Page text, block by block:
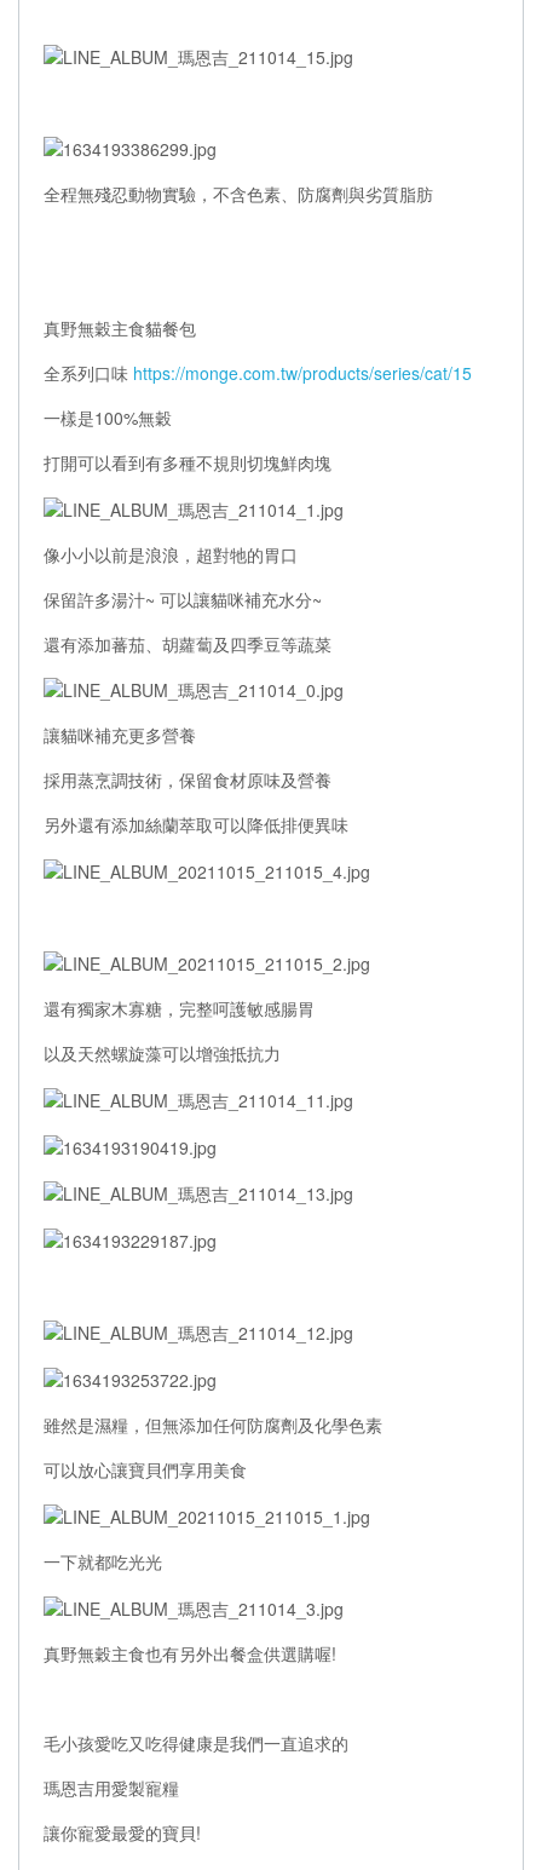
全程無殘忍動物實驗，不含色素、防腐劑與劣質脂肪
真野無穀主食貓餐包
全系列口味 https://monge.com.tw/products/series/cat/15
一樣是100%無穀
打開可以看到有多種不規則切塊鮮肉塊
像小小以前是浪浪，超對牠的胃口
保留許多湯汁~ 可以讓貓咪補充水分~
還有添加蕃茄、胡蘿蔔及四季豆等蔬菜
讓貓咪補充更多營養
採用蒸烹調技術，保留食材原味及營養
另外還有添加絲蘭萃取可以降低排便異味
還有獨家木寡糖，完整呵護敏感腸胃
以及天然螺旋藻可以增強抵抗力
雖然是濕糧，但無添加任何防腐劑及化學色素
可以放心讓寶貝們享用美食
一下就都吃光光
真野無穀主食也有另外出餐盒供選購喔!
毛小孩愛吃又吃得健康是我們一直追求的
瑪恩吉用愛製寵糧
讓你寵愛最愛的寶貝!